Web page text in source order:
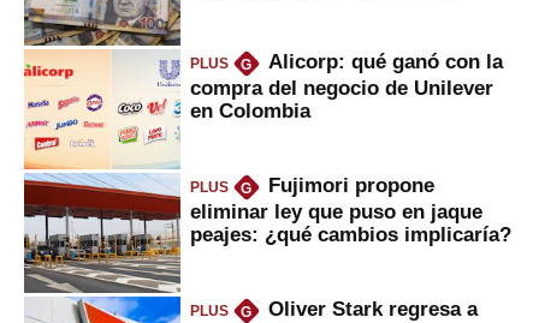
PLUS G
Alicorp: qué ganó con la
compra del negocio de Unilever
en Colombia
PLUS G
Fujimori propone
eliminar ley que puso en jaque
peajes: ¿qué cambios implicaría?
PLUS G
Oliver Stark regresa a